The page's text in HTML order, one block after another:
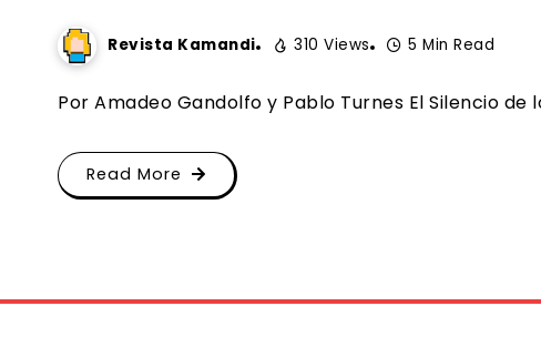
Revista Kamandi 310 Views 5 Min Read
Por Amadeo Gandolfo y Pablo Turnes El Silencio
Read More